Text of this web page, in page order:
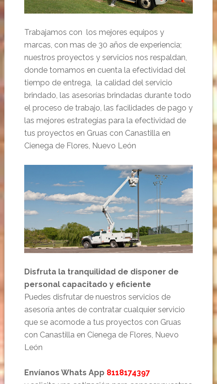
Trabajamos con los mejores equipos y
marcas, con mas de 30 años de experiencia;
nuestros proyectos y servicios nos respaldan,
donde tomamos en cuenta la efectividad del
tiempo de entrega, la calidad del servicio
brindado, las asesorías brindadas durante todo
el proceso de trabajo, las facilidades de pago y
las mejores estrategias para la efectividad de
tus proyectos en Gruas con Canastilla en
Cienega de Flores, Nuevo León
Disfruta la tranquilidad de disponer de
personal capacitado y eficiente
Puedes disfrutar de nuestros servicios de
asesoría antes de contratar cualquier servicio
que se acomode a tus proyectos con Gruas
con Canastilla en Cienega de Flores, Nuevo
León
Envíanos Whats App 8118174397